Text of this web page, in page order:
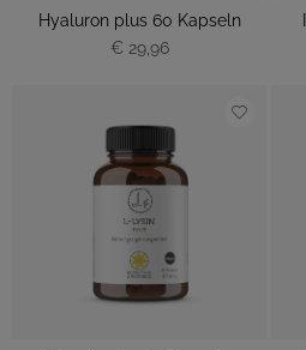
Hyaluron plus 60 Kapseln
€ 29,96